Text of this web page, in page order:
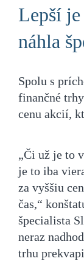
Lepší
náhla
Spolu s
finančné
cenu akcií,
„Či už je to
je to iba
za vyššiu
čas,“
špecialista
neraz
trhu